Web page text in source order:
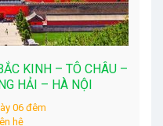
KINH – TÔ CHÂU –
HẢI – HÀ NỘI
06 đêm
hệ